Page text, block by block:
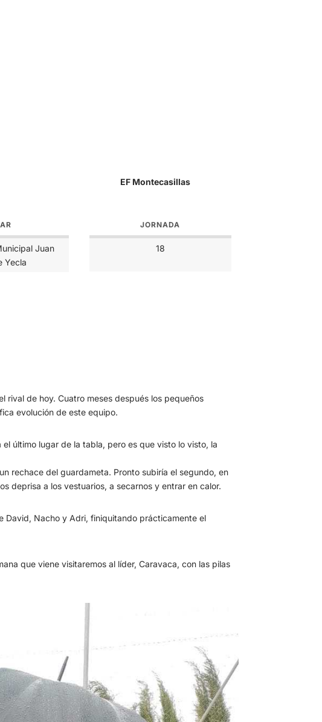
EF Montecasillas
Juan
Yecla
JORNADA
18
de hoy. Cuatro meses después los pequeños
evolución de este equipo.
último lugar de la tabla, pero es que visto lo visto, la
rechace del guardameta. Pronto subiría el segundo, en
deprisa a los vestuarios, a secarnos y entrar en calor.
David, Nacho y Adri, finiquitando prácticamente el
que viene visitaremos al líder, Caravaca, con las pilas